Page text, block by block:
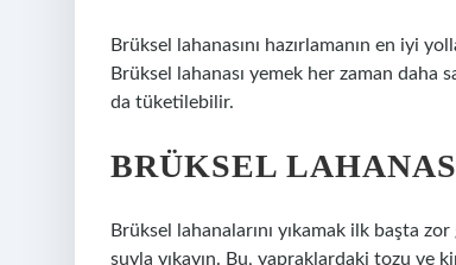
Brüksel lahanasını hazırlamanın en iyi
Brüksel lahanası yemek her zaman daha
da tüketilebilir.
BRÜKSEL
Brüksel lahanalarını yıkamak ilk başta
suyla yıkayın. Bu, yapraklardaki tozu ve